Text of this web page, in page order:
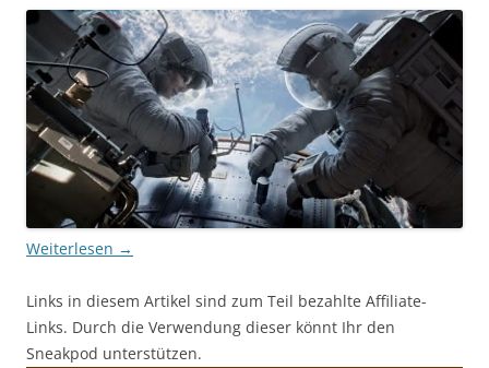
Weiterlesen →
Links in diesem Artikel sind zum Teil bezahlte Affiliate-
Links. Durch die Verwendung dieser könnt Ihr den
Sneakpod unterstützen.